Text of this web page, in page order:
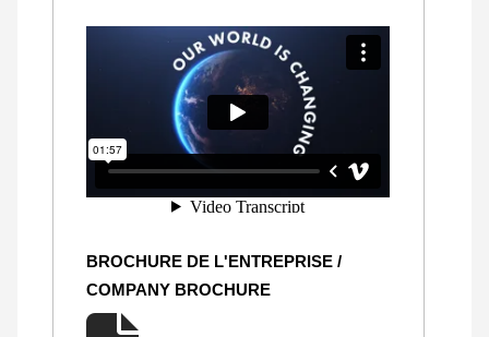
BROCHURE DE L'ENTREPRISE /
COMPANY BROCHURE